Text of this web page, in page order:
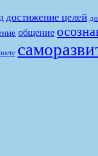
достижение целей
общение